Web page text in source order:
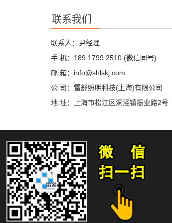
联系我们
联系人：尹经理
手 机：189 1799 2510 (微信同号)
邮 箱：info@shlskj.com
公 司：雷舒照明科技(上海)有限公司
地 址：上海市松江区洞泾镇振业路2号